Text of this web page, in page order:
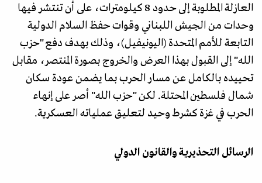
العازلة المطلوبة إلى حدود 8 كيلومترات، على أن تنتشر فيها
وحدات من الجيش اللبناني وقوات حفظ السلام الدولية
التابعة للأمم المتحدة (اليونيفيل)، وذلك بهدف دفع "حزب
الله" إلى القبول بهذا العرض والخروج بصورة المنتصر، مقابل
تحييده بالكامل عن مسار الحرب بما يضمن عودة سكان
شمال فلسطين المحتلة. لكن "حزب الله" أصر على إنهاء
الحرب في غزة كشرط وحيد لتعليق عملياته العسكرية.
الرسائل التحذيرية والقانون الدولي